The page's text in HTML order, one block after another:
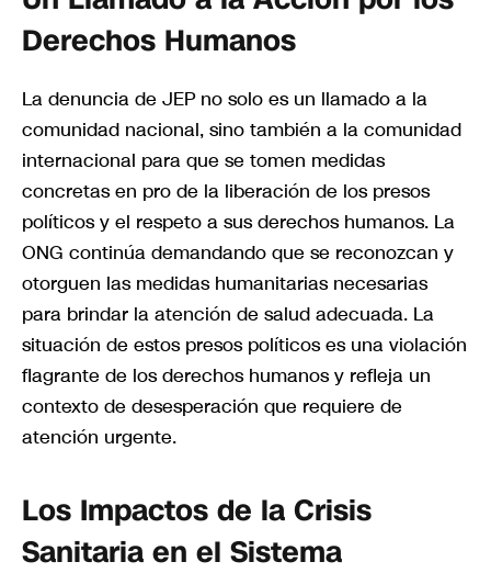
Derechos Humanos
La denuncia de JEP no solo es un llamado a la
comunidad nacional, sino también a la comunidad
internacional para que se tomen medidas
concretas en pro de la liberación de los presos
políticos y el respeto a sus derechos humanos. La
ONG continúa demandando que se reconozcan y
otorguen las medidas humanitarias necesarias
para brindar la atención de salud adecuada. La
situación de estos presos políticos es una violación
flagrante de los derechos humanos y refleja un
contexto de desesperación que requiere de
atención urgente.
Los Impactos de la Crisis
Sanitaria en el Sistema